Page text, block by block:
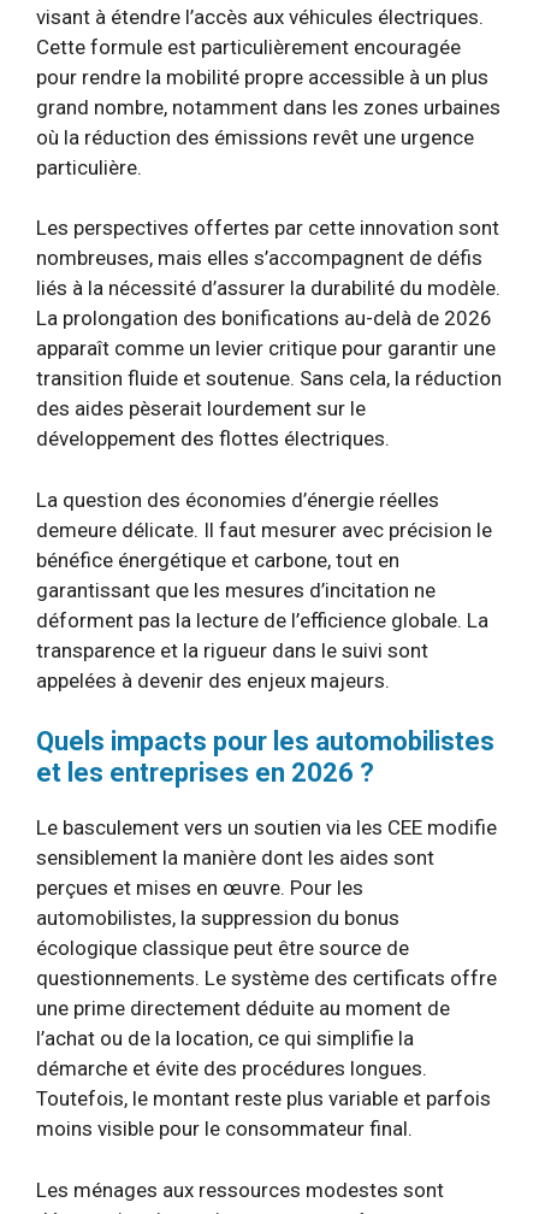
visant à étendre l’accès aux véhicules électriques.
Cette formule est particulièrement encouragée
pour rendre la mobilité propre accessible à un plus
grand nombre, notamment dans les zones urbaines
où la réduction des émissions revêt une urgence
particulière.
Les perspectives offertes par cette innovation sont
nombreuses, mais elles s’accompagnent de défis
liés à la nécessité d’assurer la durabilité du modèle.
La prolongation des bonifications au-delà de 2026
apparaît comme un levier critique pour garantir une
transition fluide et soutenue. Sans cela, la réduction
des aides pèserait lourdement sur le
développement des flottes électriques.
La question des économies d’énergie réelles
demeure délicate. Il faut mesurer avec précision le
bénéfice énergétique et carbone, tout en
garantissant que les mesures d’incitation ne
déforment pas la lecture de l’efficience globale. La
transparence et la rigueur dans le suivi sont
appelées à devenir des enjeux majeurs.
Quels impacts pour les automobilistes
et les entreprises en 2026 ?
Le basculement vers un soutien via les CEE modifie
sensiblement la manière dont les aides sont
perçues et mises en œuvre. Pour les
automobilistes, la suppression du bonus
écologique classique peut être source de
questionnements. Le système des certificats offre
une prime directement déduite au moment de
l’achat ou de la location, ce qui simplifie la
démarche et évite des procédures longues.
Toutefois, le montant reste plus variable et parfois
moins visible pour le consommateur final.
Les ménages aux ressources modestes sont